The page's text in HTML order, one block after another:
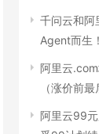
千问云和阿
Agent而生！
阿里云
（涨价前最
阿里云99